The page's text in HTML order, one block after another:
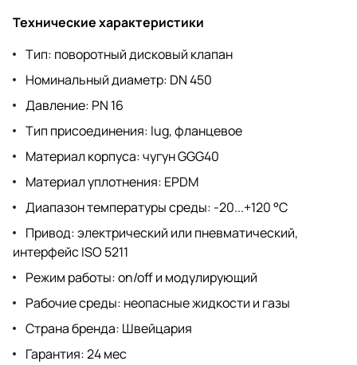
Технические характеристики
Тип: поворотный дисковый клапан
Номинальный диаметр: DN 450
Давление: PN 16
Тип присоединения: lug, фланцевое
Материал корпуса: чугун GGG40
Материал уплотнения: EPDM
Диапазон температуры среды: -20...+120 °C
Привод: электрический или пневматический,
интерфейс ISO 5211
Режим работы: on/off и модулирующий
Рабочие среды: неопасные жидкости и газы
Страна бренда: Швейцария
Гарантия: 24 мес